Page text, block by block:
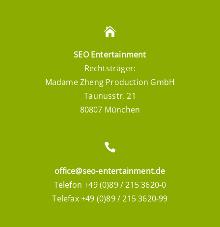
SEO Entertainment
Rechtsträger:
Madame Zheng Production GmbH
Taunusstr. 21
80807 München
office@seo-entertainment.de
Telefon +49 (0)89 / 215 3620-0
Telefax +49 (0)89 / 215 3620-99